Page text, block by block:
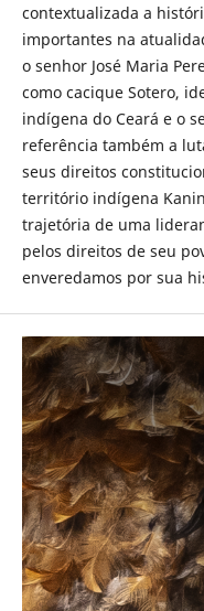
contextualizada a
importantes na
o senhor José Maria
como cacique Sotero,
indígena do Ceará e o
referência também a
seus direitos
território indígena
trajetória de uma
pelos direitos de seu
enveredamos por sua